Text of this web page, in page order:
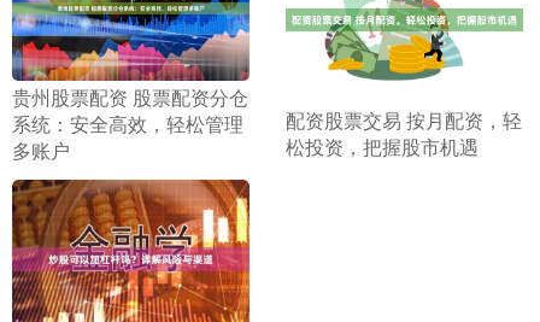
​贵州股票配资 股票配资分仓
系统：安全高效，轻松管理
多账户
​配资股票交易 按月配资，轻
松投资，把握股市机遇